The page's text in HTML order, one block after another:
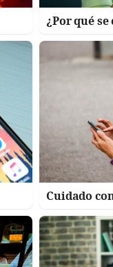
¿Por qué
Cuidado